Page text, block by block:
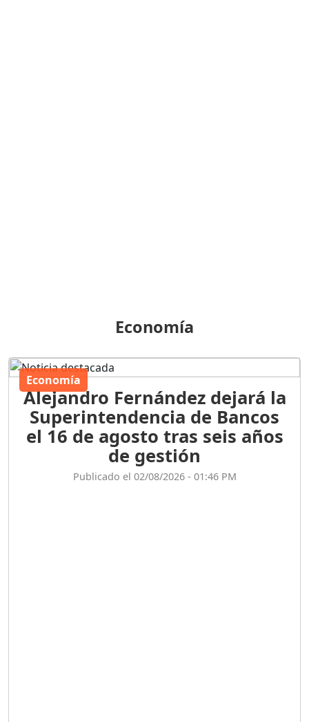
Economía
Economía
Alejandro Fernández dejará la
Superintendencia de Bancos
el 16 de agosto tras seis años
de gestión
Publicado el 02/08/2026 - 01:46 PM